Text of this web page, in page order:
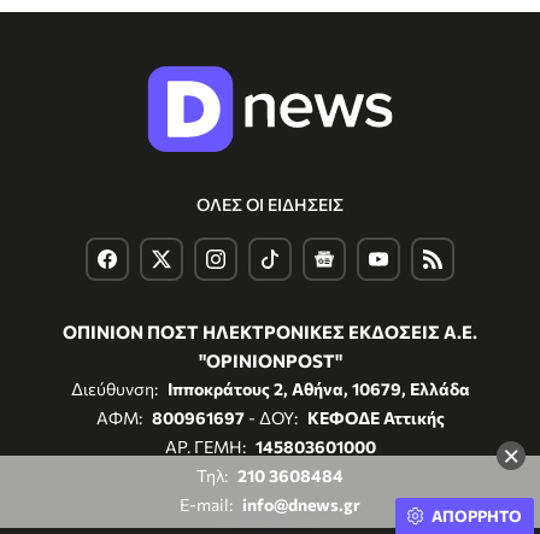
×
ΟΛΕΣ ΟΙ ΕΙΔΗΣΕΙΣ
ΟΠΙΝΙΟΝ ΠΟΣΤ ΗΛΕΚΤΡΟΝΙΚΕΣ ΕΚΔΟΣΕΙΣ Α.Ε.
"OPINIONPOST"
Διεύθυνση: Ιπποκράτους 2, Αθήνα, 10679, Ελλάδα
ΑΦΜ: 800961697- ΔΟΥ: ΚΕΦΟΔΕ Αττικής
ΑΡ. ΓΕΜΗ: 145803601000
Τηλ: 210 3608484
E-mail: info@dnews.gr
ΑΠΟΡΡΗΤΟ